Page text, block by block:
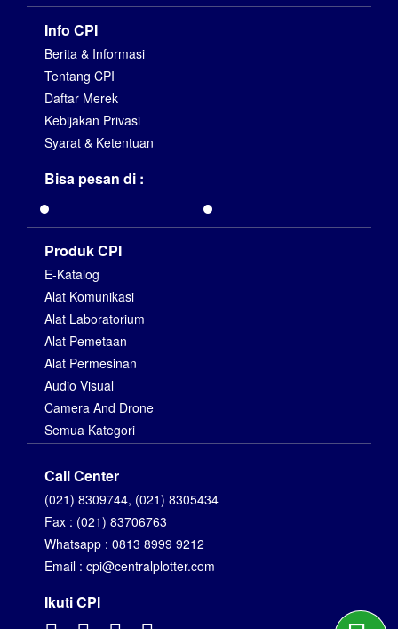
Info CPI
Berita & Informasi
Tentang CPI
Daftar Merek
Kebijakan Privasi
Syarat & Ketentuan
Bisa pesan di :
Produk CPI
E-Katalog
Alat Komunikasi
Alat Laboratorium
Alat Pemetaan
Alat Permesinan
Audio Visual
Camera And Drone
Semua Kategori
Call Center
(021) 8309744, (021) 8305434
Fax : (021) 83706763
Whatsapp : 0813 8999 9212
Email : cpi@centralplotter.com
Ikuti CPI